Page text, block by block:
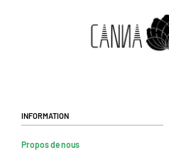
Information
Propos de nous